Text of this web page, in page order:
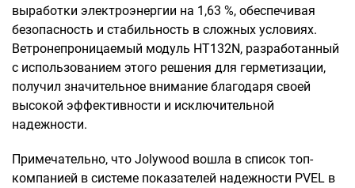
выработки электроэнергии на 1,63 %, обеспечивая
безопасность и стабильность в сложных условиях.
Ветронепроницаемый модуль HT132N, разработанный
с использованием этого решения для герметизации,
получил значительное внимание благодаря своей
высокой эффективности и исключительной
надежности.
Примечательно, что Jolywood вошла в список топ-
компанией в системе показателей надежности PVEL в